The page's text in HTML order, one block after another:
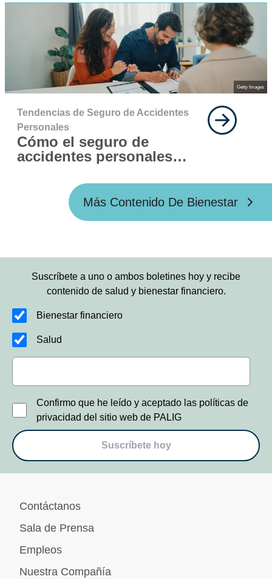
bienestar con una
cobertura de salud que
se adapte a toda la
familia
Getty Images
Tendencias de Seguro de Accidentes
Personales
Cómo el seguro de
accidentes personales
clientes frente a riesgos
estacionalesMás Contenido De Bienestar
Suscríbete a uno o ambos boletines hoy y recibe
contenido de salud y bienestar financiero.
Bienestar financiero
Salud
Confirmo que he leído y aceptado las políticas de
privacidad del sitio web de PALIG
Suscríbete hoy
Contáctanos
Sala de Prensa
Empleos
Nuestra Compañía